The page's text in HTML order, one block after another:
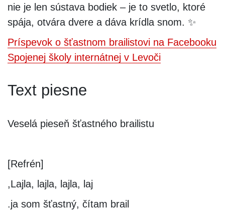
nie je len sústava bodiek – je to svetlo, ktoré
spája, otvára dvere a dáva krídla snom. ✨
Príspevok o šťastnom brailistovi na Facebooku
Spojenej školy internátnej v Levoči
Text piesne
Veselá pieseň šťastného brailistu
[Refrén]
Lajla, lajla, lajla, laj,
ja som šťastný, čítam brail.